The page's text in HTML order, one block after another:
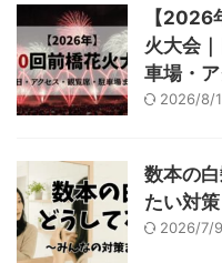
【2026
火大会
車場・
2026/8/1
数本の
たい対
2026/7/9